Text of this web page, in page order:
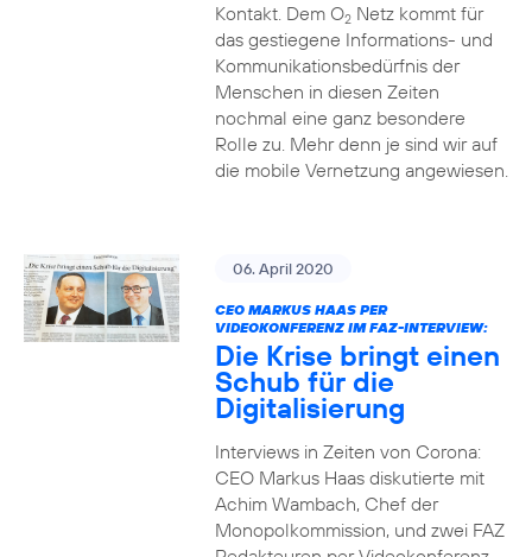
Kontakt. Dem O2Netz kommt für
das gestiegene Informations- und
Kommuni­ka­tions­bedürfnis­ der
Menschen in diesen Zeiten
nochmal eine ganz besondere
Rolle zu. Mehr denn je sind wir auf
die mobile Vernetzung angewiesen.
06. April 2020
CEO MARKUS HAAS PER
VIDEOKONFERENZ IM FAZ-INTERVIEW:
Die Krise bringt einen
Schub für die
Digitalisierung
Interviews in Zeiten von Corona:
CEO Markus Haas diskutierte mit
Achim Wambach, Chef der
Monopolkommission, und zwei FAZ